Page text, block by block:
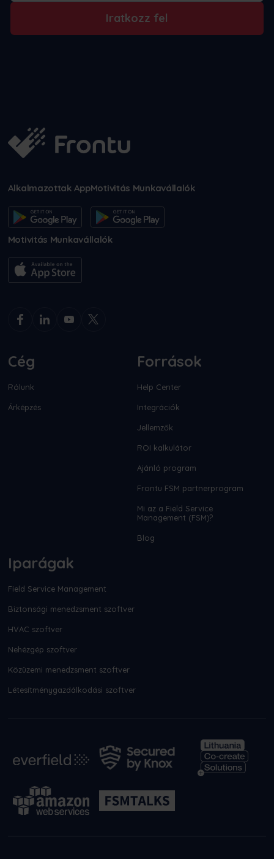
Iratkozz fel
Alkalmazottak AppMotivitás Munkavállalók
Motivitás Munkavállalók
Cég
Rólunk
Árképzés
Források
Help Center
Integrációk
Jellemzők
ROI kalkulátor
Ajánló program
Frontu FSM partnerprogram
Mi az a Field Service
Management (FSM)?
Blog
Iparágak
Field Service Management
Biztonsági menedzsment szoftver
HVAC szoftver
Nehézgép szoftver
Közüzemi menedzsment szoftver
Létesítménygazdálkodási szoftver